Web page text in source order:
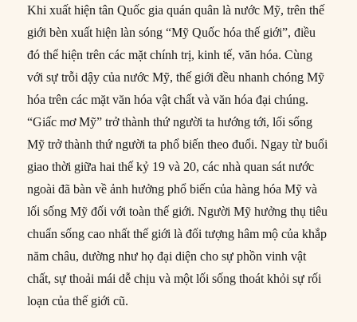
Khi xuất hiện tân Quốc gia quán quân là nước Mỹ, trên thế
giới bèn xuất hiện làn sóng “Mỹ Quốc hóa thế giới”, điều
đó thể hiện trên các mặt chính trị, kinh tế, văn hóa. Cùng
với sự trỗi dậy của nước Mỹ, thế giới đều nhanh chóng Mỹ
hóa trên các mặt văn hóa vật chất và văn hóa đại chúng.
“Giấc mơ Mỹ” trở thành thứ người ta hướng tới, lối sống
Mỹ trở thành thứ người ta phổ biến theo đuổi. Ngay từ buổi
giao thời giữa hai thế kỷ 19 và 20, các nhà quan sát nước
ngoài đã bàn về ảnh hưởng phổ biến của hàng hóa Mỹ và
lối sống Mỹ đối với toàn thế giới. Người Mỹ hưởng thụ tiêu
chuẩn sống cao nhất thế giới là đối tượng hâm mộ của khắp
năm châu, dường như họ đại diện cho sự phồn vinh vật
chất, sự thoải mái dễ chịu và một lối sống thoát khỏi sự rối
loạn của thế giới cũ.